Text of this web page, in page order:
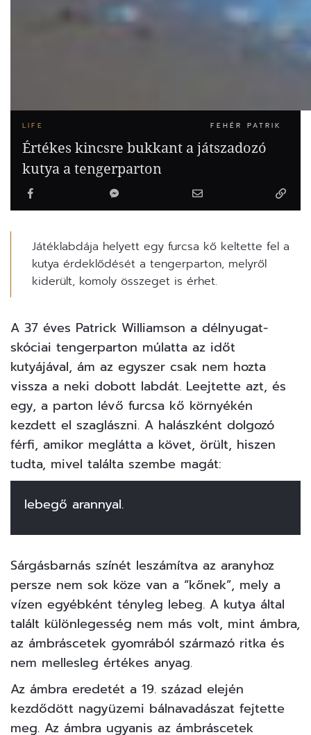
LIFE FEHÉR PATRIK
Értékes kincsre bukkant a játszadozó
kutya a tengerparton
Játéklabdája helyett egy furcsa kő keltette fel a
kutya érdeklődését a tengerparton, melyről
kiderült, komoly összeget is érhet.
A 37 éves Patrick Williamson a délnyugat-
skóciai tengerparton múlatta az időt
kutyájával, ám az egyszer csak nem hozta
vissza a neki dobott labdát. Leejtette azt, és
egy, a parton lévő furcsa kő környékén
kezdett el szaglászni. A halászként dolgozó
férfi, amikor meglátta a követ, örült, hiszen
tudta, mivel találta szembe magát:
lebegő arannyal.
Sárgásbarnás színét leszámítva az aranyhoz
persze nem sok köze van a “kőnek”, mely a
vízen egyébként tényleg lebeg. A kutya által
talált különlegesség nem más volt, mint ámbra,
az ámbráscetek gyomrából származó ritka és
nem mellesleg értékes anyag.
Az ámbra eredetét a 19. század elején
kezdődött nagyüzemi bálnavadászat fejtette
meg. Az ámbra ugyanis az ámbráscetek